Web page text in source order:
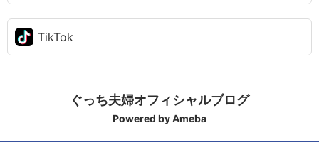
TikTok
ぐっち夫婦オフィシャルブログ
Powered by Ameba